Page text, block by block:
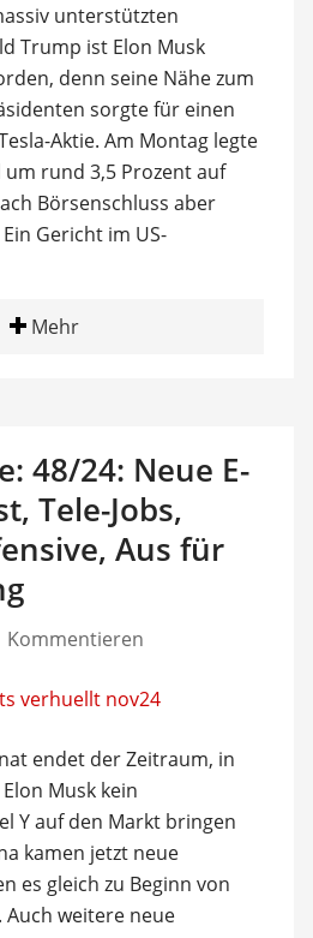
unterstützten
Trump ist Elon Musk
denn seine Nähe zum
sorgte für einen
Aktie. Am Montag legte
rund 3,5 Prozent auf
Börsenschluss aber
Gericht im US-
Mehr
48/24: Neue E-
Tele-Jobs,
Aus für
Kommentieren
endet der Zeitraum, in
Musk kein
Y auf den Markt bringen
kamen jetzt neue
es gleich zu Beginn von
weitere neue